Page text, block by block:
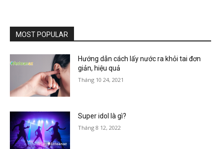
MOST POPULAR
Hướng dẫn cách lấy nước ra khỏi tai đơn
giản, hiệu quả
Tháng 10 24, 2021
Super idol là gì?
Tháng 8 12, 2022